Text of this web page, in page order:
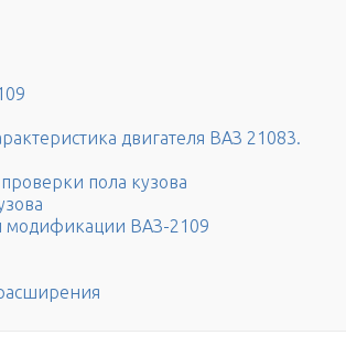
двигателя ВАЗ 21083.
пола кузова
модификации ВАЗ-2109